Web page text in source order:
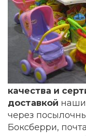
качества и
доставкой
через
Боксберри,